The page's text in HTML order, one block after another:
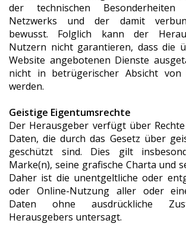
der technischen
Netzwerks und der damit
bewusst. Folglich kann der
Nutzern nicht garantieren, dass die
Website angebotenen Dienste
nicht in betrügerischer Absicht
werden.
Geistige Eigentumsrechte
Der Herausgeber verfügt über
Daten, die durch das Gesetz über
geschützt sind. Dies gilt
Marke(n), seine grafische Charta und
Daher ist die unentgeltliche oder
oder Online-Nutzung aller oder
Daten ohne ausdrückliche
Herausgebers untersagt.